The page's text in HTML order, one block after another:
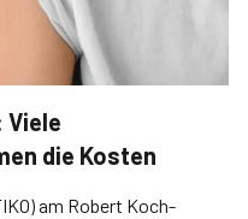
Viele
die Kosten
am Robert Koch-